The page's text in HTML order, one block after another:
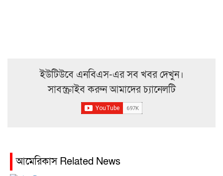
ইউটিউবে এনবিএস-এর সব খবর দেখুন।
সাবস্ক্রাইব করুন আমাদের চ্যানেলটি
আমেরিকাস Related News